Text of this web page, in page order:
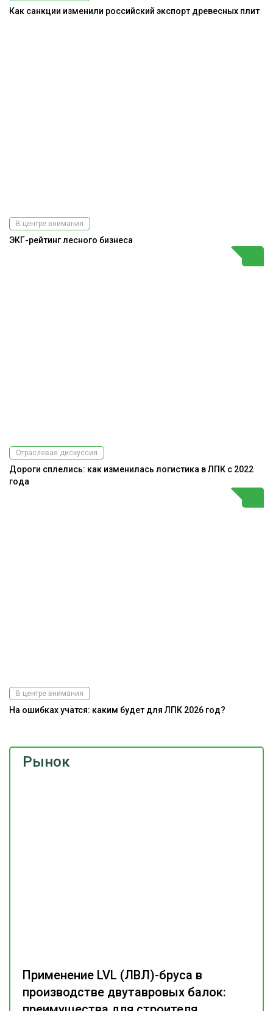
Рынок
Применение LVL (ЛВЛ)-бруса в
производстве двутавровых балок:
Как санкции изменили российский экспорт древесных плит
В центре внимания
ЭКГ-рейтинг лесного бизнеса
Отраслевая дискуссия
Дороги сплелись: как изменилась логистика в ЛПК с 2022
года
В центре внимания
На ошибках учатся: каким будет для ЛПК 2026 год?